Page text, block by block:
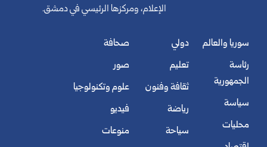
الإعلام، ومركزها الرئيسي في دمشق.
سوريا والعالم
رئاسة
الجمهورية
سياسة
محليات
دولي
تعليم
ثقافة وفنون
رياضة
سياحة
صحافة
صور
علوم وتكنولوجيا
فيديو
منوعات